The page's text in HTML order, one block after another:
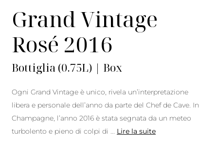
Grand Vintage
Rosé 2016
Bottiglia (0.75L) | Box
Ogni Grand Vintage è unico, rivela un’interpretazione
libera e personale dell’anno da parte del Chef de Cave. In
Champagne, l’anno 2016 è stata segnata da un meteo
turbolento e pieno di colpi di
Lire la suite